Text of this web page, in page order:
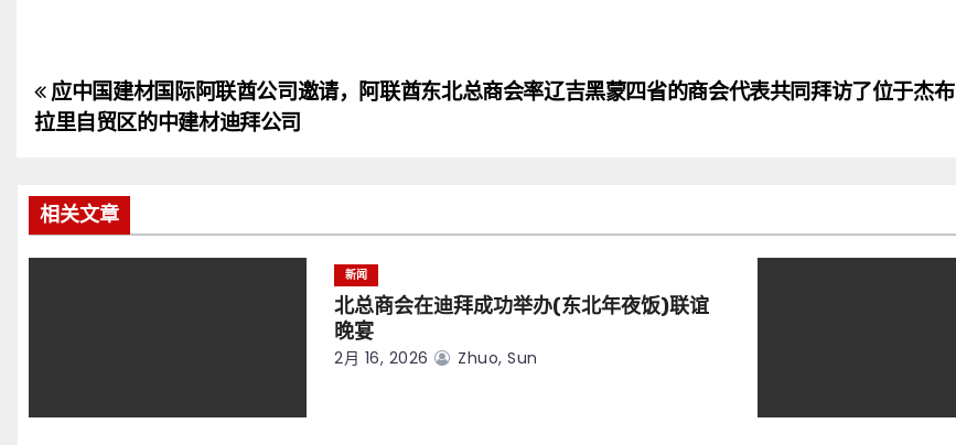
文
章
导
航
应中国建材国际阿联酋公司邀请，阿联酋东北总商会率辽吉黑蒙四省的商会代表共同拜访了位于杰布
拉里自贸区的中建材迪拜公司
相关文章
新闻
北总商会在迪拜成功举办(东北年夜饭)联谊
晚宴
2月 16, 2026 Zhuo, Sun